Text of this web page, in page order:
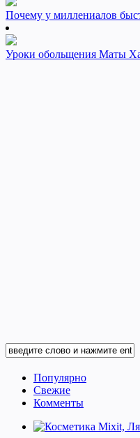
Почему у миллениалов
Уроки обольщения Маты
Популярно
Свежие
Комменты